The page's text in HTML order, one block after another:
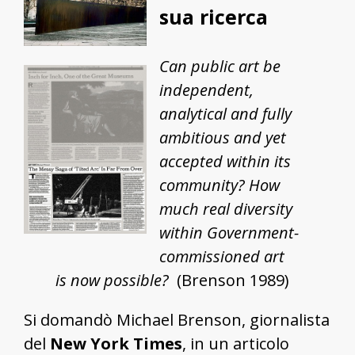
sua ricerca
Can public art be
independent,
analytical and fully
ambitious and yet
accepted within its
community? How
much real diversity
within Government-
commissioned art
is now possible? (Brenson 1989)
Si domandò Michael Brenson, giornalista
del New York Times, in un articolo